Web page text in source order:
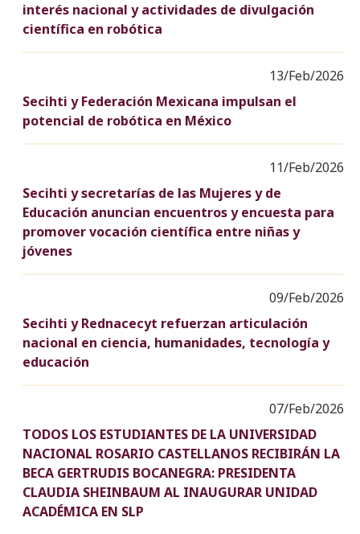
interés nacional y actividades de divulgación
científica en robótica
13/Feb/2026
Secihti y Federación Mexicana impulsan el
potencial de robótica en México
11/Feb/2026
Secihti y secretarías de las Mujeres y de
Educación anuncian encuentros y encuesta para
promover vocación científica entre niñas y
jóvenes
09/Feb/2026
Secihti y Rednacecyt refuerzan articulación
nacional en ciencia, humanidades, tecnología y
educación
07/Feb/2026
TODOS LOS ESTUDIANTES DE LA UNIVERSIDAD
NACIONAL ROSARIO CASTELLANOS RECIBIRÁN LA
BECA GERTRUDIS BOCANEGRA: PRESIDENTA
CLAUDIA SHEINBAUM AL INAUGURAR UNIDAD
ACADÉMICA EN SLP